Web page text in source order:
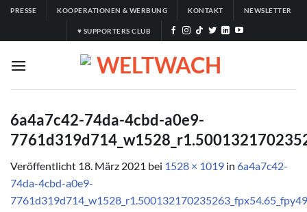
Zum
springen
PRESSE KOOPERATIONEN & WERBUNG KONTAKT NEWSLETTER
♥ SUPPORTERS CLUB
6a4a7c42-74da-4cbd-a0e9-
Veröffentlicht 18. März 2021 bei 1528 × 1019 in 6a4a7c42-
74da-4cbd-a0e9-